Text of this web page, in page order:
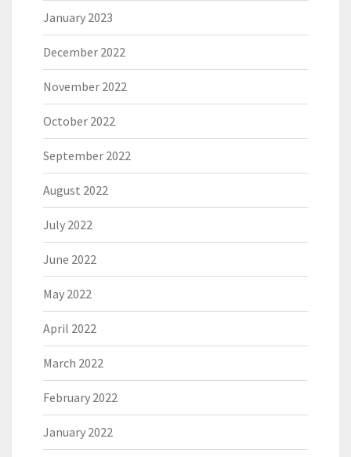
January 2023
December 2022
November 2022
October 2022
September 2022
August 2022
July 2022
June 2022
May 2022
April 2022
March 2022
February 2022
January 2022